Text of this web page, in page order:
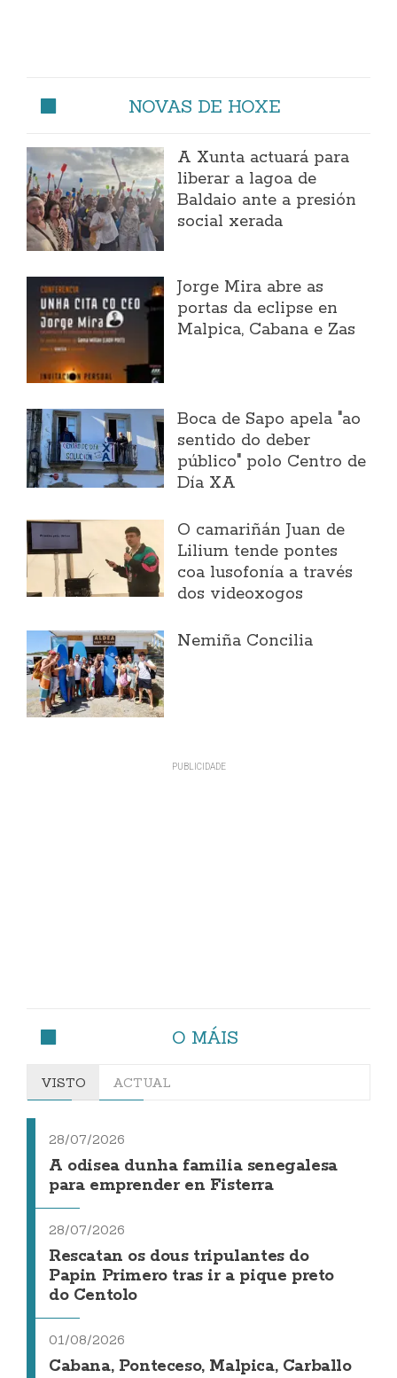
NOVAS DE HOXE
A Xunta actuará para
liberar a lagoa de
Baldaio ante a presión
social xerada
Jorge Mira abre as
portas da eclipse en
Malpica, Cabana e Zas
Boca de Sapo apela "ao
sentido do deber
público" polo Centro de
Día XA
O camariñán Juan de
Lilium tende pontes
coa lusofonía a través
dos videoxogos
Nemiña Concilia
O MÁIS
VISTO ACTUAL
28/07/2026
A odisea dunha familia senegalesa
para emprender en Fisterra
28/07/2026
Rescatan os dous tripulantes do
Papin Primero tras ir a pique preto
do Centolo
01/08/2026
Cabana, Ponteceso, Malpica, Carballo